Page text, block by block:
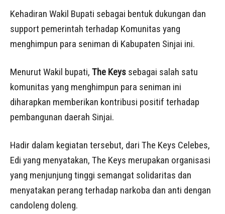
Kehadiran Wakil Bupati sebagai bentuk dukungan dan
support pemerintah terhadap Komunitas yang
menghimpun para seniman di Kabupaten Sinjai ini.
Menurut Wakil bupati, The Keys sebagai salah satu
komunitas yang menghimpun para seniman ini
diharapkan memberikan kontribusi positif terhadap
pembangunan daerah Sinjai.
Hadir dalam kegiatan tersebut, dari The Keys Celebes,
Edi yang menyatakan, The Keys merupakan organisasi
yang menjunjung tinggi semangat solidaritas dan
menyatakan perang terhadap narkoba dan anti dengan
candoleng doleng.